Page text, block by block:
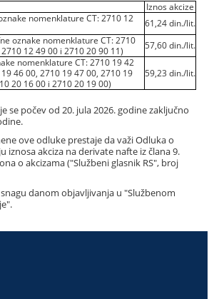
Iznos akcize
nomenklature CT: 2710 12
61,24 din./lit.
oznake nomenklature CT: 2710
12 49 00 i 2710 20 90 11)
57,60 din./lit.
nomenklature CT: 2710 19 42
46 00, 2710 19 47 00, 2710 19
20 16 00 i 2710 20 19 00)
59,23 din./lit.
se počev od 20. jula 2026. godine zaključno
ove odluke prestaje da važi Odluka o
iznosa akciza na derivate nafte iz člana 9.
o akcizama ("Službeni glasnik RS", broj
danom objavljivanja u "Službenom